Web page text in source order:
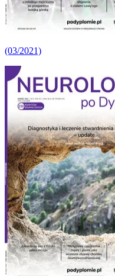
(03/2021)